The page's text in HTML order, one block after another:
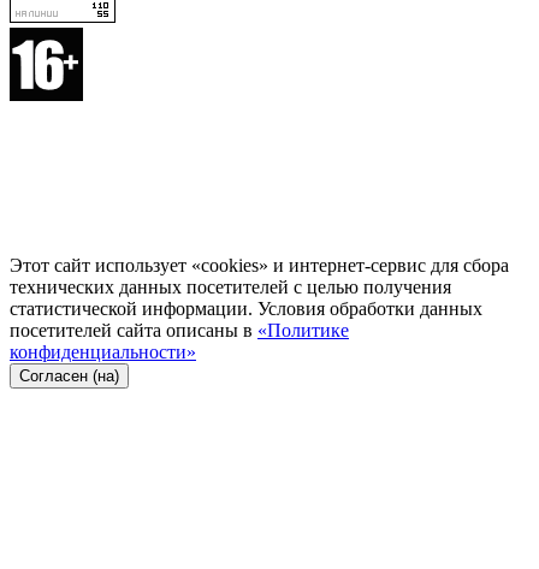
Этот сайт использует «cookies» и интернет-сервис для сбора
технических данных посетителей с целью получения
статистической информации. Условия обработки данных
посетителей сайта описаны в «Политике
конфиденциальности»
Согласен (на)